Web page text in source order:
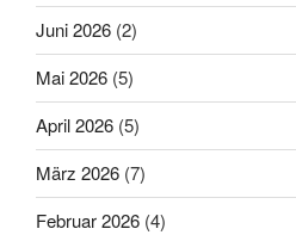
Juni 2026 (2)
Mai 2026 (5)
April 2026 (5)
März 2026 (7)
Februar 2026 (4)